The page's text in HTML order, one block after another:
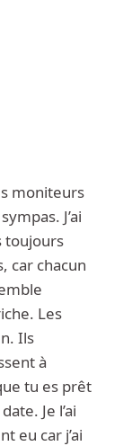
moniteurs
J’ai
toujours
car chacun
Les
Ils
à
tu es prêt
Je l’ai
eu car j’ai